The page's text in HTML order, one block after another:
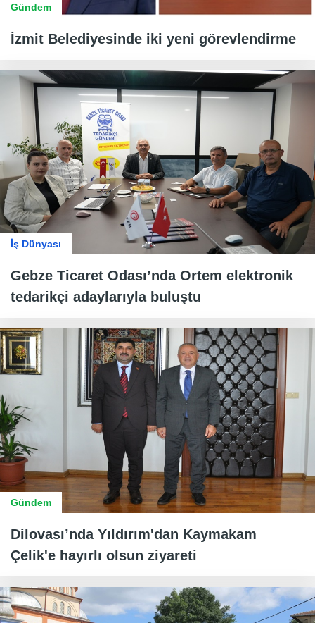
Gündem
İzmit Belediyesinde iki yeni görevlendirme
İş Dünyası
Gebze Ticaret Odası’nda Ortem elektronik
tedarikçi adaylarıyla buluştu
Gündem
Dilovası’nda Yıldırım'dan Kaymakam
Çelik'e hayırlı olsun ziyareti